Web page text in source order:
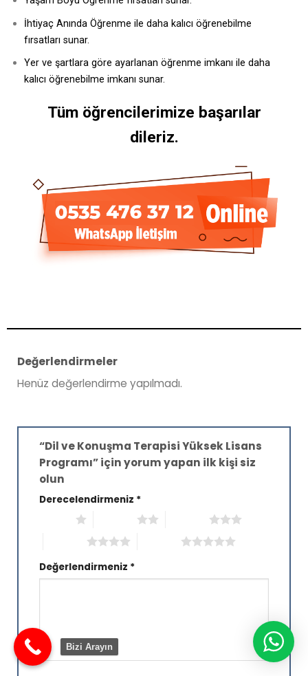
İhtiyaç Anında Öğrenme ile daha kalıcı öğrenebilme
fırsatları sunar.
Yer ve şartlara göre ayarlanan öğrenme imkanı ile daha
kalıcı öğrenebilme imkanı sunar.
Tüm öğrencilerimize başarılar
dileriz.
Değerlendirmeler
Henüz değerlendirme yapılmadı.
“Dil ve Konuşma Terapisi Yüksek Lisans
Programı” için yorum yapan ilk kişi siz
olun
Derecelendirmeniz *
Değerlendirmeniz *
Bizi Arayın